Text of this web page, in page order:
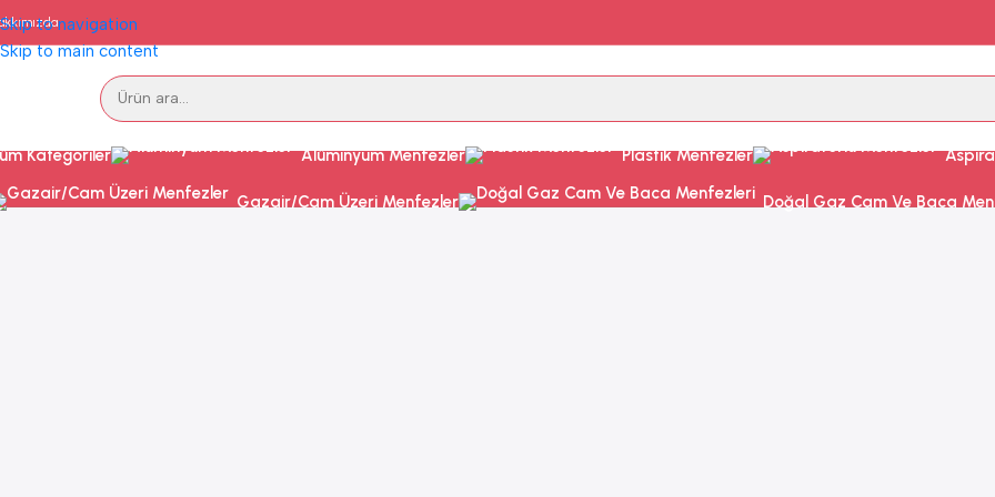
Skip to navigation
Skip to main content
Kategoriler Alüminyum Menfezler Plastik Menfezler
Gazair/Cam Üzeri Menfezler Doğal Gaz Cam Ve Baca